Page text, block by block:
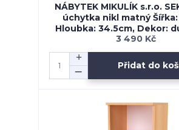
NÁBYTEK MIKULÍK s.r.o.
úchytka nikl matný
Hloubka: 34.5cm, Dekor:
3 490 Kč
Přidat do